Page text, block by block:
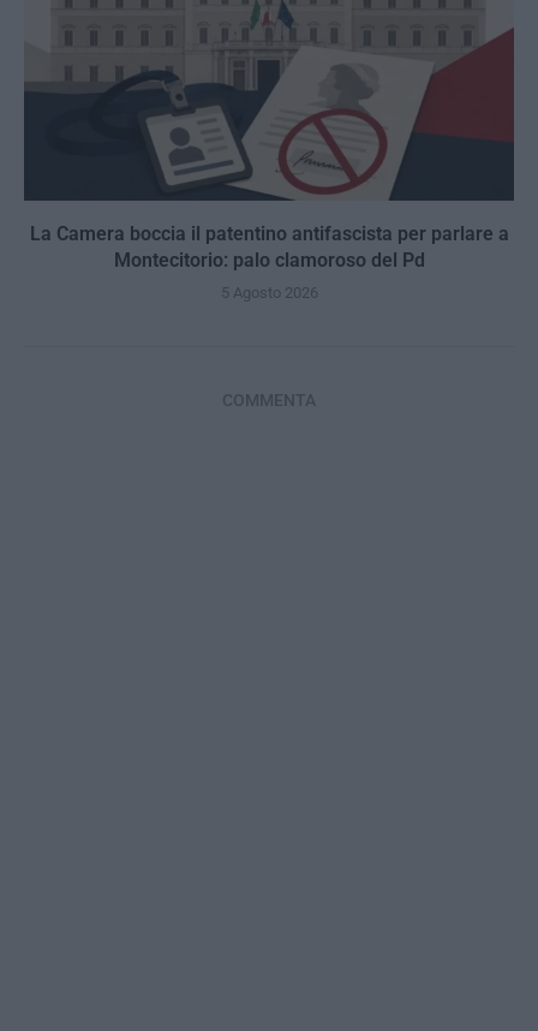
La Camera boccia il patentino antifascista per parlare a
Montecitorio: palo clamoroso del Pd
5 Agosto 2026
COMMENTA